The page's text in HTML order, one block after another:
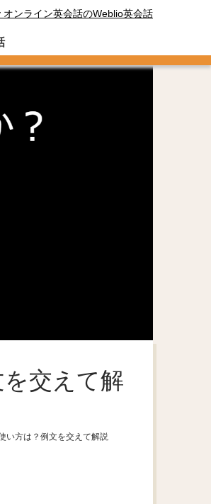
オンライン英会話のWeblio英会話
交えて解
い方は？例文を交えて解説